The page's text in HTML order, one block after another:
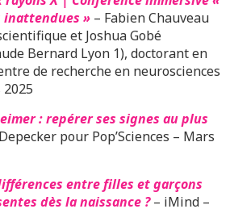
inattendues » – Fabien Chauveau
et Joshua Gobé
Bernard Lyon 1), doctorant en
de recherche en neurosciences
2025
: repérer ses signes au plus
pour Pop’Sciences – Mars
entre filles et garçons
dès la naissance ?– iMind –